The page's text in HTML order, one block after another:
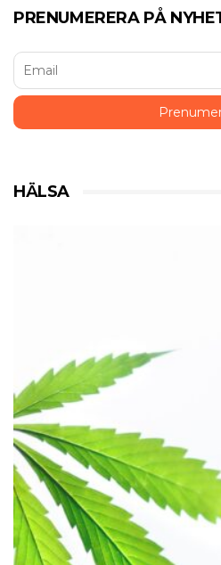
PRENUMERERA PÅ
HÄLSA